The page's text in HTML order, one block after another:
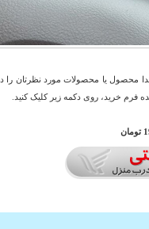
محصول یا محصولات مورد نظرتان را
فرم خرید، روی دکمه زیر کلیک کنید.